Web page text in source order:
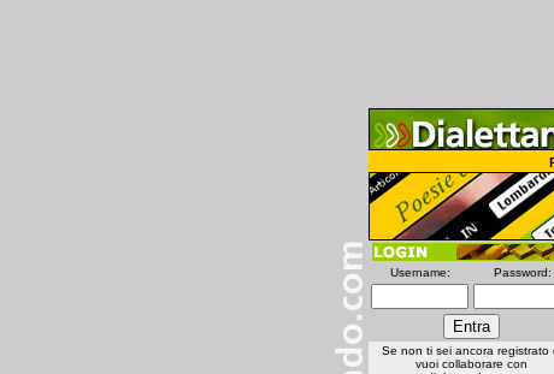
Username: Password:
Se non ti sei ancora registrato
vuoi collaborare con